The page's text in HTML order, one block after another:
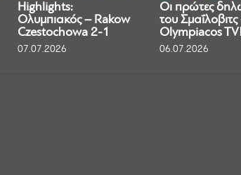
Highlights:
Ολυμπιακός – Rakow
Czestochowa 2-1
07.07.2026
Οι πρώτες
του Σμαΐλοβιτς
Olympiacos
06.07.2026